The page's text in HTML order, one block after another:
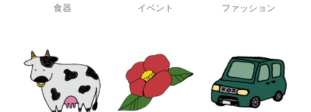
食器 イベント ファッション